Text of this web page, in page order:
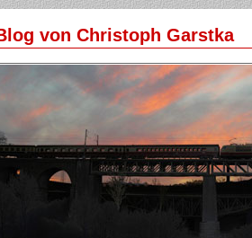
von Christoph Garstka